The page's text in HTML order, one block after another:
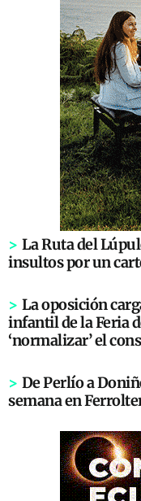
> La Ruta del
insultos por un
> La oposición
infantil de la Feria
‘normalizar’ el
> De Perlío a
semana en